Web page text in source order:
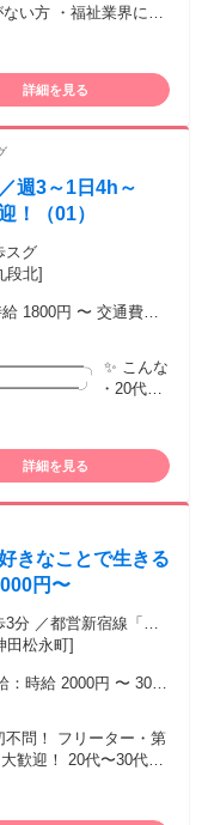
詳細を見る
週3～1日4h～
！（01）
スグ
段北]
円 〜 交通費規
✨ こんな
・20代～
◉
けど長期がいい！ ◉
詳細を見る
きなことで生きる
円〜
分 ／都営新宿線「岩
田松永町]
：時給 2000円 〜 3000
問！ フリーター・第
代〜30代
して、短時間でガッ